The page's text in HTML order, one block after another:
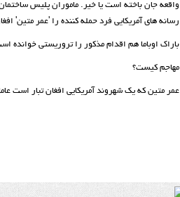
واقعه جان باخته است یا خیر. ماموران پلیس
رسانه های آمریکایی فرد حمله کننده را 'عمر متین'
باراک اوباما هم اقدام مذکور را تروریستی
مهاجم کیست؟
عمر متین که یک شهروند آمریکایی افغان تبار است